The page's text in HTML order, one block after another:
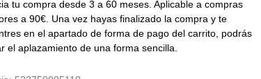
tu compra desde 3 a 60 meses. Aplicable a compras
a 90€. Una vez hayas finalizado la compra y te
en el apartado de forma de pago del carrito, podrás
el aplazamiento de una forma sencilla.